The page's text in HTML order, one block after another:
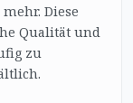
Diese
Qualität und
zu